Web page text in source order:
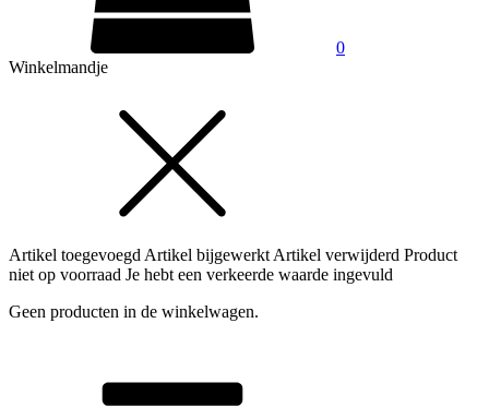
0
Winkelmandje
Artikel toegevoegd Artikel bijgewerkt Artikel verwijderd Product
niet op voorraad Je hebt een verkeerde waarde ingevuld
Geen producten in de winkelwagen.